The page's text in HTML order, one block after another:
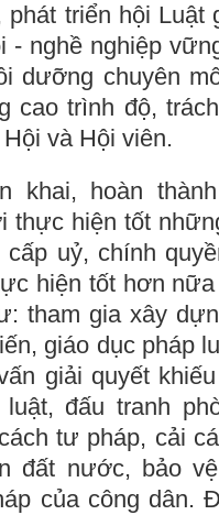
triển hội Luật
nghề nghiệp
dưỡng chuyên
cao trình độ,
và Hội viên.
khai, hoàn
thực hiện tốt
uỷ, chính
hiện tốt hơn
tham gia xây
giáo dục pháp
giải quyết
đấu tranh
tư pháp, cải
đất nước, bảo
của công dân.